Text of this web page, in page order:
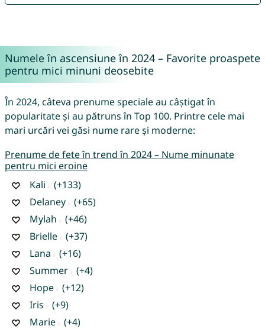
Numele în ascensiune în 2024 – Favorite proaspete
pentru mici minuni deosebite
În 2024, câteva prenume speciale au câștigat în
popularitate și au pătruns în Top 100. Printre cele mai
mari urcări vei găsi nume rare și moderne:
Prenume de fete în trend în 2024 – Nume minunate
pentru mici eroine
Kali
(+133)
Delaney
(+65)
Mylah
(+46)
Brielle
(+37)
Lana
(+16)
Summer
(+4)
Hope
(+12)
Iris
(+9)
Marie
(+4)